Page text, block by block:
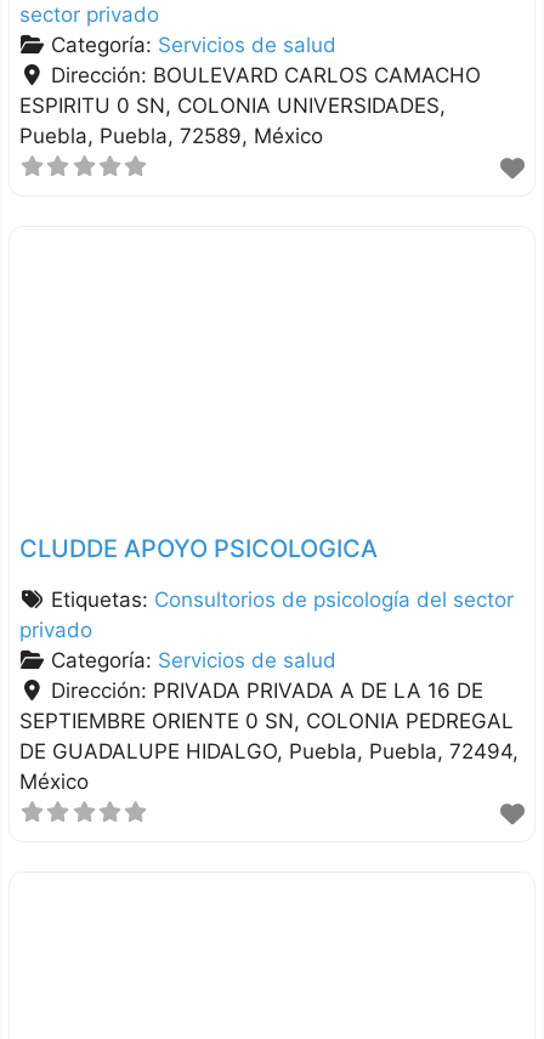
sector privado
Categoría: Servicios de salud
Dirección: BOULEVARD CARLOS CAMACHO
ESPIRITU 0 SN, COLONIA UNIVERSIDADES
Puebla Puebla 72589 México
CLUDDE APOYO PSICOLOGICA
Etiquetas: Consultorios de psicología del sector
privado
Categoría: Servicios de salud
Dirección: PRIVADA PRIVADA A DE LA 16 DE
SEPTIEMBRE ORIENTE 0 SN, COLONIA PEDREGAL
DE GUADALUPE HIDALGO Puebla Puebla 72494
México